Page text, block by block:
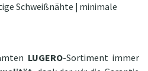
Schweißnähte | minimale
LUGERO-Sortiment immer